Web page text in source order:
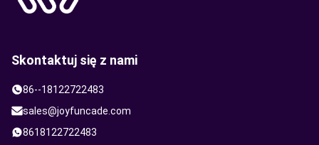
Skontaktuj się z nami
86--18122722483
sales@joyfuncade.com
8618122722483